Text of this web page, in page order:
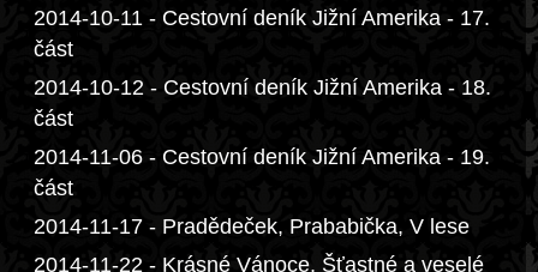
2014-10-11 - Cestovní deník Jižní Amerika - 17.
část
2014-10-12 - Cestovní deník Jižní Amerika - 18.
část
2014-11-06 - Cestovní deník Jižní Amerika - 19.
část
2014-11-17 - Pradědeček, Prababička, V lese
2014-11-22 - Krásné Vánoce, Šťastné a veselé